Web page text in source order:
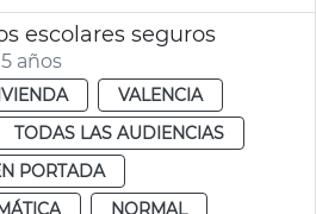
escolares seguros
años
VALENCIA
TODAS LAS AUDIENCIAS
PORTADA
NORMAL